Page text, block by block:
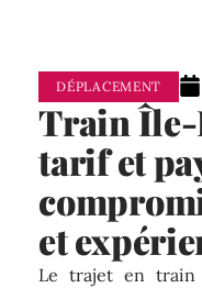
DÉPLACEMENT
Train Île-
tarif et
et
Le trajet en train